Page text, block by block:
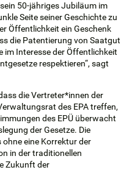
50-jähriges Jubiläum im
Seite seiner Geschichte zu
Öffentlichkeit ein Geschenk
die Patentierung von Saatgut
Interesse der Öffentlichkeit
respektieren“, sagt
die Vertreter*innen der
des EPA treffen,
des EPÜ überwacht
der Gesetze. Die
eine Korrektur der
in der traditionellen
Zukunft der